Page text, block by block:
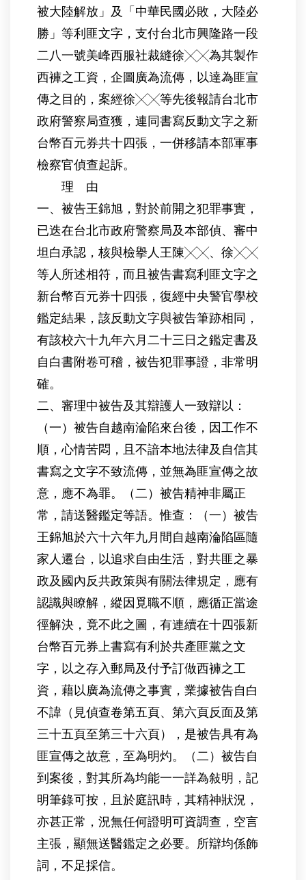
被大陸解放」及「中華民國必敗，大陸必
勝」等利匪文字，支付台北市興隆路一段
二八一號美峰西服社裁縫徐╳╳為其製作
西褲之工資，企圖廣為流傳，以達為匪宣
傳之目的，案經徐╳╳等先後報請台北市
政府警察局查獲，連同書寫反動文字之新
台幣百元券共十四張，一併移請本部軍事
檢察官偵查起訴。
理 由
一、被告王錦旭，對於前開之犯罪事實，
已迭在台北市政府警察局及本部偵、審中
坦白承認，核與檢擧人王陳╳╳、徐╳╳
等人所述相符，而且被告書寫利匪文字之
新台幣百元券十四張，復經中央警官學校
鑑定結果，該反動文字與被告筆跡相同，
有該校六十九年六月二十三日之鑑定書及
自白書附卷可稽，被告犯罪事證，非常明
確。
二、審理中被告及其辯護人一致辯以：
（一）被告自越南淪陷來台後，因工作不
順，心情苦悶，且不諳本地法律及自信其
書寫之文字不致流傳，並無為匪宣傳之故
意，應不為罪。（二）被告精神非屬正
常，請送醫鑑定等語。惟查：（一）被告
王錦旭於六十六年九月間自越南淪陷區隨
家人遷台，以追求自由生活，對共匪之暴
政及國內反共政策與有關法律規定，應有
認識與瞭解，縱因覓職不順，應循正當途
徑解決，竟不此之圖，有連續在十四張新
台幣百元券上書寫有利於共產匪黨之文
字，以之存入郵局及付予訂做西褲之工
資，藉以廣為流傳之事實，業據被告自白
不諱（見偵查卷第五頁、第六頁反面及第
三十五頁至第三十六頁），是被告具有為
匪宣傳之故意，至為明灼。（二）被告自
到案後，對其所為均能一一詳為敍明，記
明筆錄可按，且於庭訊時，其精神狀況，
亦甚正常，況無任何證明可資調查，空言
主張，顯無送醫鑑定之必要。所辯均係飾
詞，不足採信。